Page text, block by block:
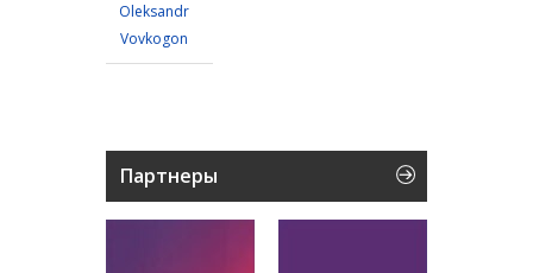
Oleksandr
Vovkogon
Партнеры